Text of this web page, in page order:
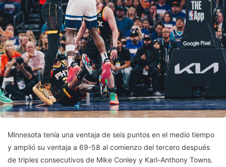
Minnesota tenía una ventaja de seis puntos en el medio tiempo
y amplió su ventaja a 69-58 al comienzo del tercero después
de triples consecutivos de Mike Conley y Karl-Anthony Towns.